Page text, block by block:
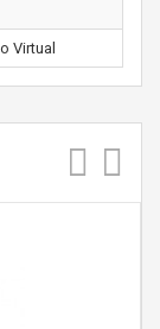
Virtual